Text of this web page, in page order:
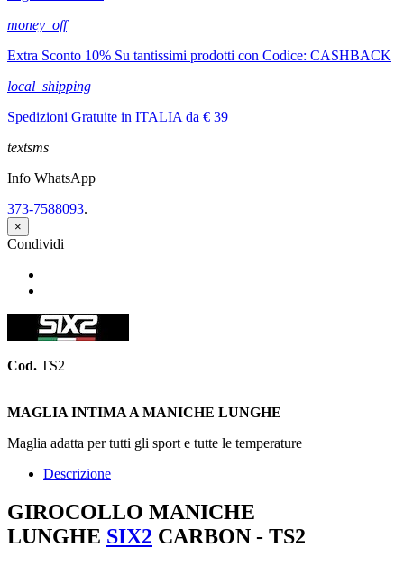
money_off
Extra Sconto 10% Su tantissimi prodotti con Codice: CASHBACK
local_shipping
Spedizioni Gratuite in ITALIA da € 39
textsms
Info WhatsApp
373-7588093.
×
Condividi
Cod. TS2
MAGLIA INTIMA A MANICHE LUNGHE
Maglia adatta per tutti gli sport e tutte le temperature
Descrizione
GIROCOLLO MANICHE
LUNGHE SIX2 CARBON - TS2